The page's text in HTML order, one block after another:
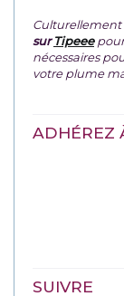
Culturellement
surTipeeepour
nécessaires
votre plume
ADHÉREZ
SUIVRE